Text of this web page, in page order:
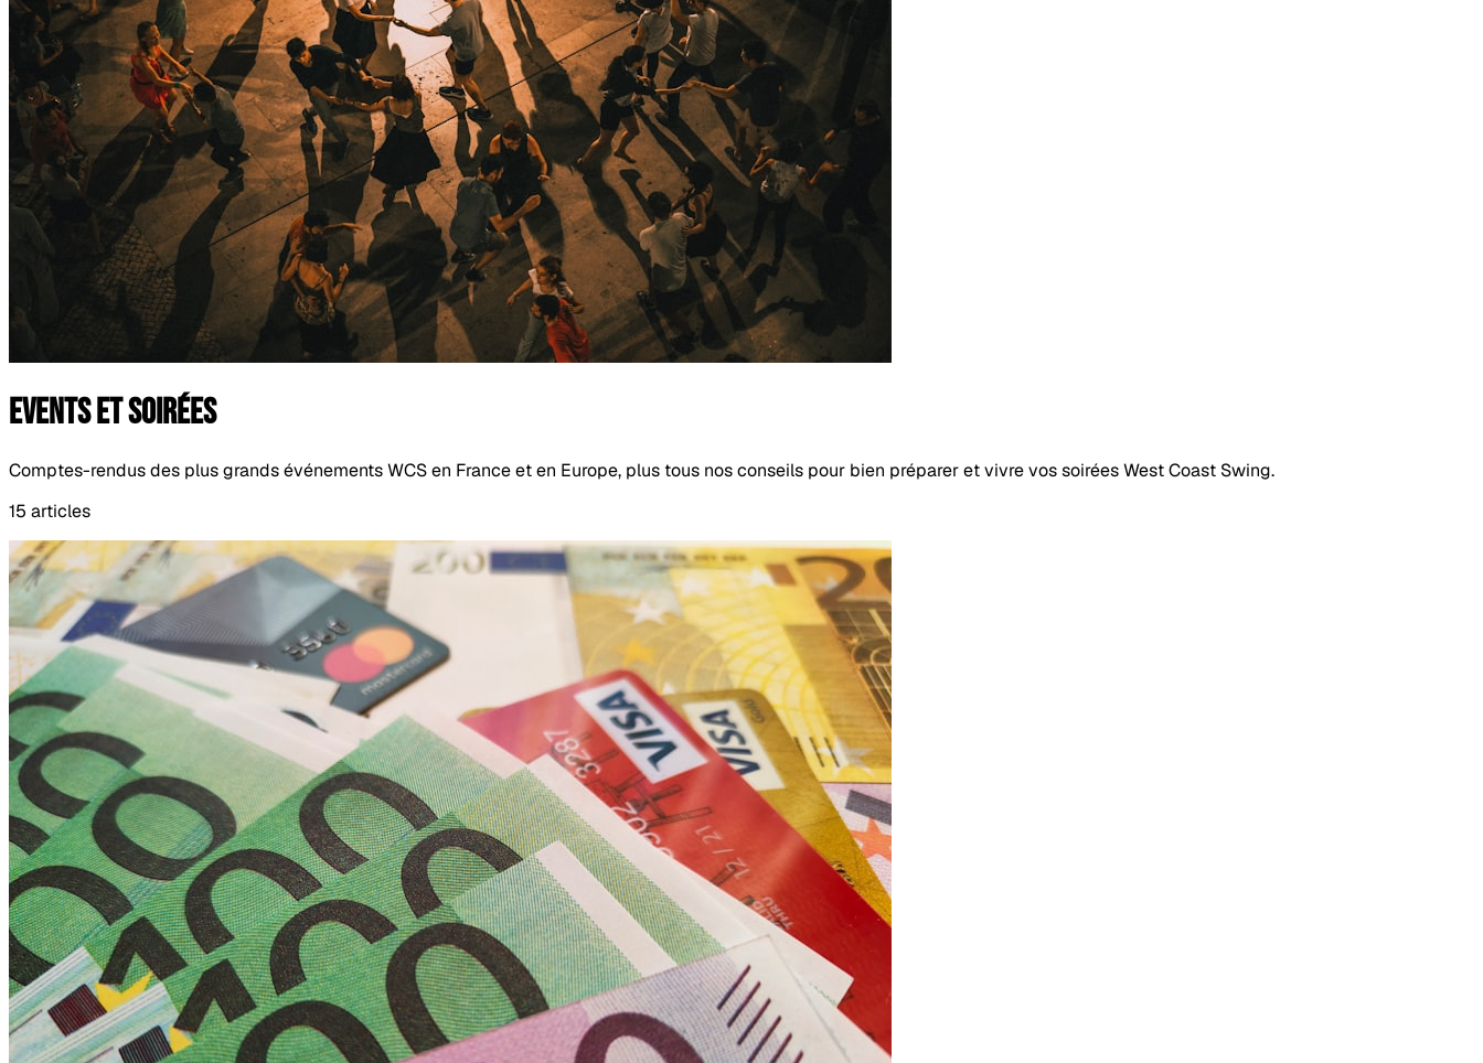
Events et soirées
Comptes-rendus des plus grands événements WCS en France et en Europe, plus tous nos conseils pour bien préparer et vivre vos soirées West Coast Swing.
15 articles